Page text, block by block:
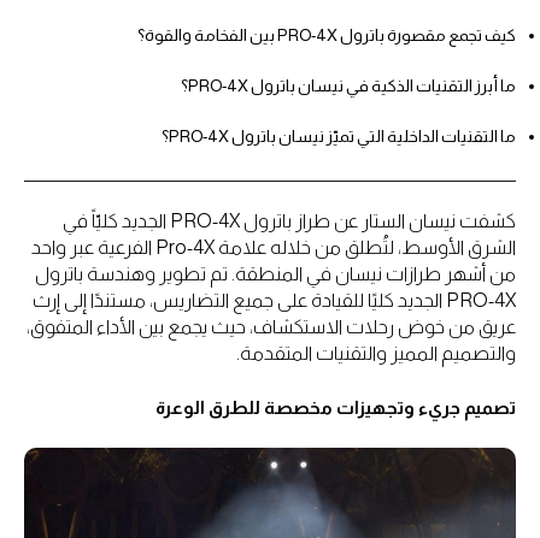
كيف تجمع مقصورة باترول PRO-4X بين الفخامة والقوة؟
ما أبرز التقنيات الذكية في نيسان باترول PRO-4X؟
ما التقنيات الداخلية التي تميّز نيسان باترول PRO-4X؟
كشفت نيسان الستار عن طراز باترول PRO-4X الجديد كليّاً في
الشرق الأوسط، لتُطلق من خلاله علامة Pro-4X الفرعية عبر واحد
من أشهر طرازات نيسان في المنطقة. تم تطوير وهندسة باترول
PRO-4X الجديد كليًا للقيادة على جميع التضاريس، مستندًا إلى إرث
عريق من خوض رحلات الاستكشاف، حيث يجمع بين الأداء المتفوق،
والتصميم المميز والتقنيات المتقدمة.
تصميم جريء وتجهيزات مخصصة للطرق الوعرة